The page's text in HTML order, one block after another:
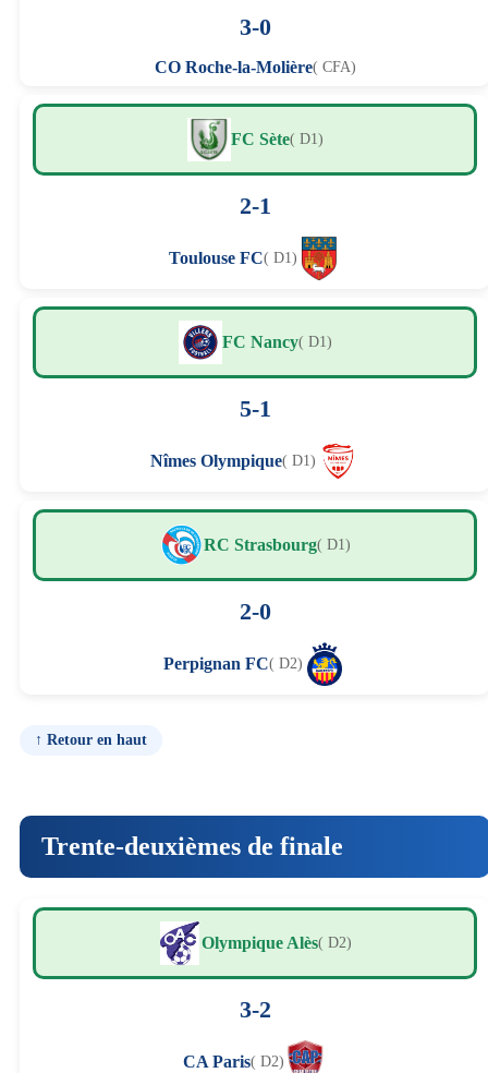
3-0
CO Roche-la-Molière( CFA)
FC Sète( D1)
2-1
Toulouse FC( D1)
FC Nancy( D1)
5-1
Nîmes Olympique( D1)
RC Strasbourg( D1)
2-0
Perpignan FC( D2)
↑ Retour en haut
Trente-deuxièmes de finale
Olympique Alès( D2)
3-2
CA Paris( D2)